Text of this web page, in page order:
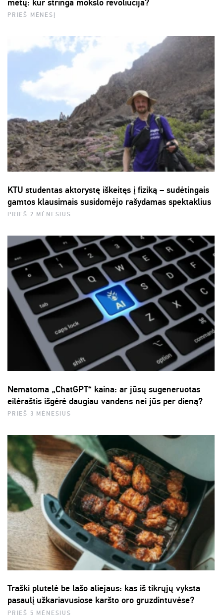
metų: kur stringa mokslo revoliucija?
PRIEŠ MĖNESĮ
KTU studentas aktorystę iškeitęs į fiziką – sudėtingais
gamtos klausimais susidomėjo rašydamas spektaklius
PRIEŠ 2 MĖNESIUS
Nematoma „ChatGPT“ kaina: ar jūsų sugeneruotas
eilėraštis išgėrė daugiau vandens nei jūs per dieną?
PRIEŠ 3 MĖNESIUS
Traški plutelė be lašo aliejaus: kas iš tikrųjų vyksta
pasaulį užkariavusiose karšto oro gruzdintuvėse?
PRIEŠ 5 MĖNESIUS